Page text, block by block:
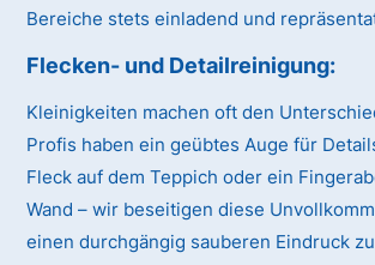
Bereiche stets einladend und
Flecken- und Detailreinigung:
Kleinigkeiten machen oft den
Profis haben ein geübtes Auge für
Fleck auf dem Teppich oder ein
Wand – wir beseitigen diese
einen durchgängig sauberen Eindruck